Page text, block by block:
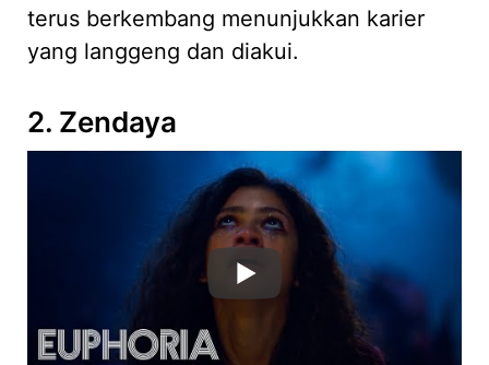
terus berkembang menunjukkan karier
yang langgeng dan diakui.
2. Zendaya